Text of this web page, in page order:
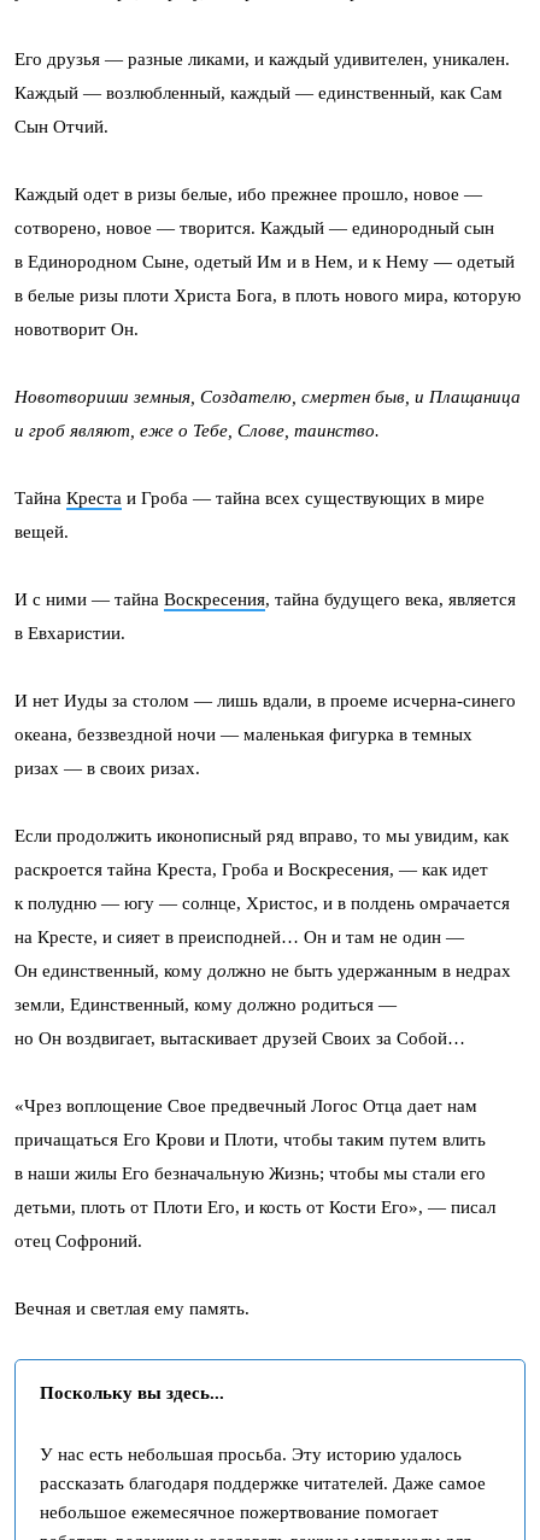
Его друзья — разные ликами, и каждый удивителен, уникален.
Каждый — возлюбленный, каждый — единственный, как Сам
Сын Отчий.
Каждый одет в ризы белые, ибо прежнее прошло, новое —
сотворено, новое — творится. Каждый — единородный сын
в Единородном Сыне, одетый Им и в Нем, и к Нему — одетый
в белые ризы плоти Христа Бога, в плоть нового мира, которую
новотворит Он.
Новотвориши земныя, Создателю, смертен быв, и Плащаница
и гроб являют, еже о Тебе, Слове, таинство.
Тайна Креста и Гроба — тайна всех существующих в мире
вещей.
И с ними — тайна Воскресения, тайна будущего века, является
в Евхаристии.
И нет Иуды за столом — лишь вдали, в проеме исчерна-синего
океана, беззвездной ночи — маленькая фигурка в темных
ризах — в своих ризах.
Если продолжить иконописный ряд вправо, то мы увидим, как
раскроется тайна Креста, Гроба и Воскресения, — как идет
к полудню — югу — солнце, Христос, и в полдень омрачается
на Кресте, и сияет в преисподней… Он и там не один —
Он единственный, кому должно не быть удержанным в недрах
земли, Единственный, кому должно родиться —
но Он воздвигает, вытаскивает друзей Своих за Собой…
«Чрез воплощение Свое предвечный Логос Отца дает нам
причащаться Его Крови и Плоти, чтобы таким путем влить
в наши жилы Его безначальную Жизнь; чтобы мы стали его
детьми, плоть от Плоти Его, и кость от Кости Его», — писал
отец Софроний.
Вечная и светлая ему память.
Поскольку вы здесь...
У нас есть небольшая просьба. Эту историю удалось
рассказать благодаря поддержке читателей. Даже самое
небольшое ежемесячное пожертвование помогает